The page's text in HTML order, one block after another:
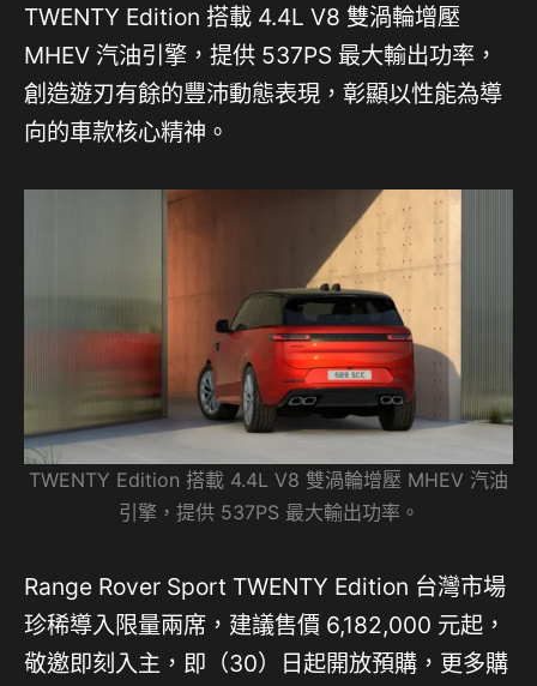
TWENTY Edition 搭載 4.4L V8 雙渦輪增壓
MHEV 汽油引擎，提供 537PS 最大輸出功率，
創造遊刃有餘的豐沛動態表現，彰顯以性能為導
向的車款核心精神。
TWENTY Edition 搭載 4.4L V8 雙渦輪增壓 MHEV 汽油
引擎，提供 537PS 最大輸出功率。
Range Rover Sport TWENTY Edition 台灣市場
珍稀導入限量兩席，建議售價 6,182,000 元起，
敬邀即刻入主，即（30）日起開放預購，更多購